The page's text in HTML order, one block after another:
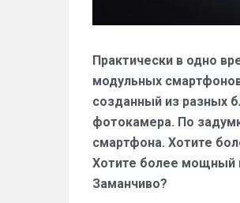
Практически в одно
модульных
созданный из разных
фотокамера. По
смартфона. Хотите
Хотите более мощный
Заманчиво?